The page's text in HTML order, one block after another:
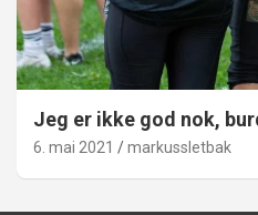
Jeg er ikke god nok,
6. mai 2021 markussletbak